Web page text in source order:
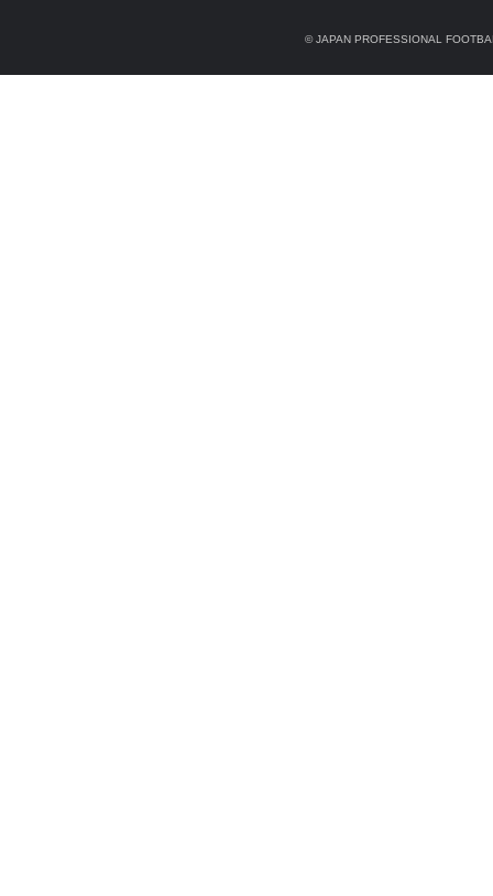
© JAPAN PROFESSIONAL